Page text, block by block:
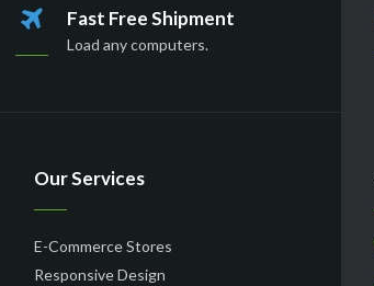
Fast Free Shipment
Load any computers.
Our Services
E-Commerce Stores
Responsive Design